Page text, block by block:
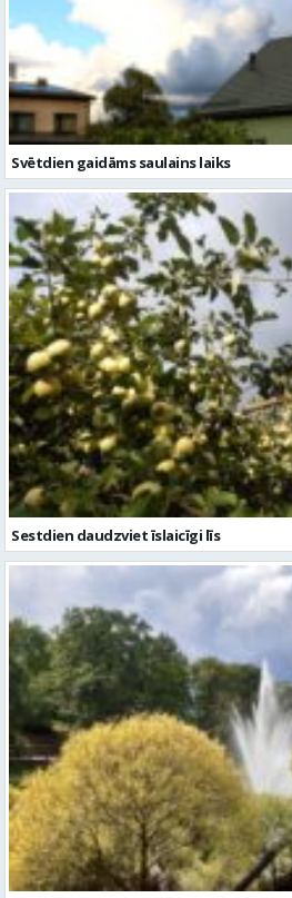
Svētdien gaidāms saulains laiks
Sestdien daudzviet īslaicīgi līs